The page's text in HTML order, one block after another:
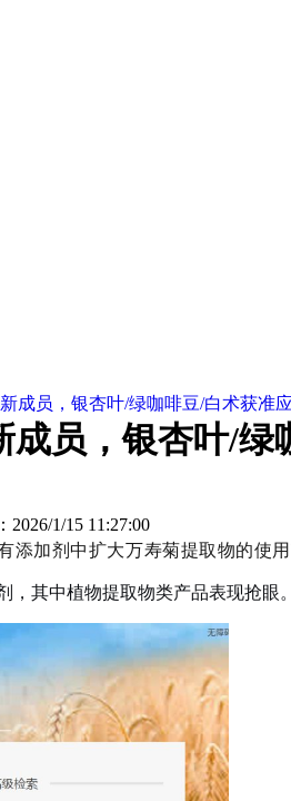
成员，银杏叶/绿咖啡豆/白术获准
员，银杏叶/
2026/1/15 11:27:00
加剂中扩大万寿菊提取物的使
其中植物提取物类产品表现抢